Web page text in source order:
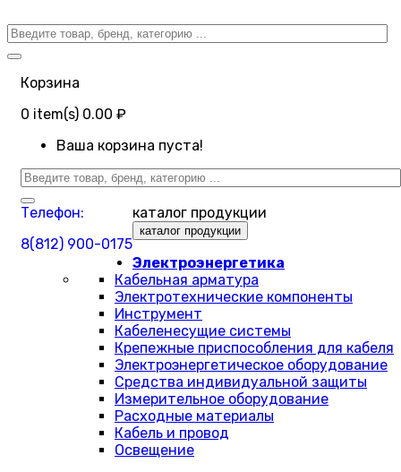
Корзина
0 item(s) 0.00 ₽
Ваша корзина пуста!
Телефон:
8(812) 900-0175
каталог продукции
каталог продукции
Электроэнергетика
Кабельная арматура
Электротехнические компоненты
Инструмент
Кабеленесущие системы
Крепежные приспособления для кабеля
Электроэнергетическое оборудование
Средства индивидуальной защиты
Измерительное оборудование
Расходные материалы
Кабель и провод
Освещение